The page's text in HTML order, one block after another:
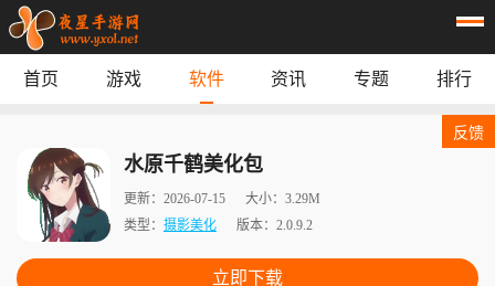
专题 榜单
首页 游戏 软件 资讯 专题 排行
水原千鹤美化包
更新： 2026-07-15 大小： 3.29M
类型： 摄影美化 版本： 2.0.9.2
立即下载
反馈